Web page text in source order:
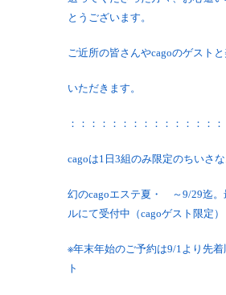
とうございます。
ご近所の皆さんやcagoのゲストと
いただきます。
：：：：：：：：：：：：：：
cagoは1日3組のみ限定のちいさな
幻のcagoエステ夏・ ～9/29迄。
ルにて受付中（cagoゲスト限定）
※年末年始のご予約は9/1より先
ト